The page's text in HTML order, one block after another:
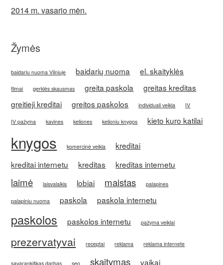
2014 m. vasario mėn.
Žymės
baidariu nuoma Vilniuje baidarių nuoma el. skaityklės
filmai gerklės skausmas greita paskola
greitas kreditas
greitieji kreditai
greitos paskolos individuali veikla IV
IV pažyma kavines keliones kelioniu knygos kieto kuro katilai
knygos komercinė veikla
kreditai
kreditai internetu
kreditas kreditas internetu
laimė laisvalaikis lobiai maistas palapines
palapiniu nuoma paskola paskola internetu
paskolos paskolos internetu pažyma veiklai
prezervatyvai receptai reklama reklama internete
savarankiškas darbas seo skaitymas vaikai